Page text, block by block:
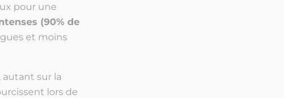
pour une
(90% de
et moins
, autant sur la
lors de